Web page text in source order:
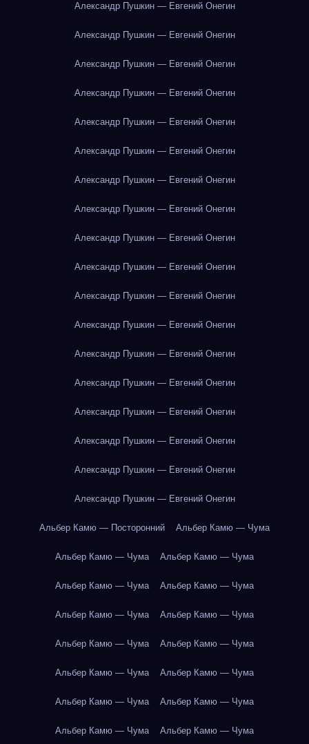
Александр Пушкин — Евгений Онегин
Александр Пушкин — Евгений Онегин
Александр Пушкин — Евгений Онегин
Александр Пушкин — Евгений Онегин
Александр Пушкин — Евгений Онегин
Александр Пушкин — Евгений Онегин
Александр Пушкин — Евгений Онегин
Александр Пушкин — Евгений Онегин
Александр Пушкин — Евгений Онегин
Александр Пушкин — Евгений Онегин
Александр Пушкин — Евгений Онегин
Александр Пушкин — Евгений Онегин
Александр Пушкин — Евгений Онегин
Александр Пушкин — Евгений Онегин
Александр Пушкин — Евгений Онегин
Александр Пушкин — Евгений Онегин
Александр Пушкин — Евгений Онегин
Александр Пушкин — Евгений Онегин
Альбер Камю — Посторонний Альбер Камю — Чума
Альбер Камю — Чума Альбер Камю — Чума
Альбер Камю — Чума Альбер Камю — Чума
Альбер Камю — Чума Альбер Камю — Чума
Альбер Камю — Чума Альбер Камю — Чума
Альбер Камю — Чума Альбер Камю — Чума
Альбер Камю — Чума Альбер Камю — Чума
Альбер Камю — Чума Альбер Камю — Чума